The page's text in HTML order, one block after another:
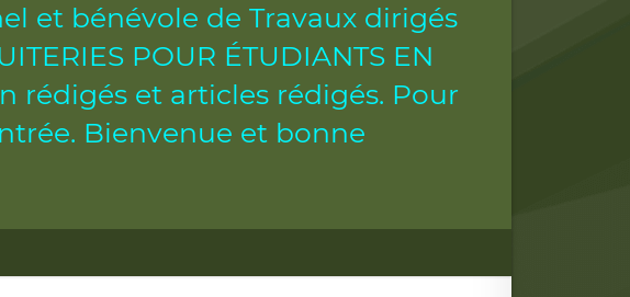
et bénévole de Travaux dirigés
POUR ÉTUDIANTS EN
rédigés et articles rédigés. Pour
Bienvenue et bonne